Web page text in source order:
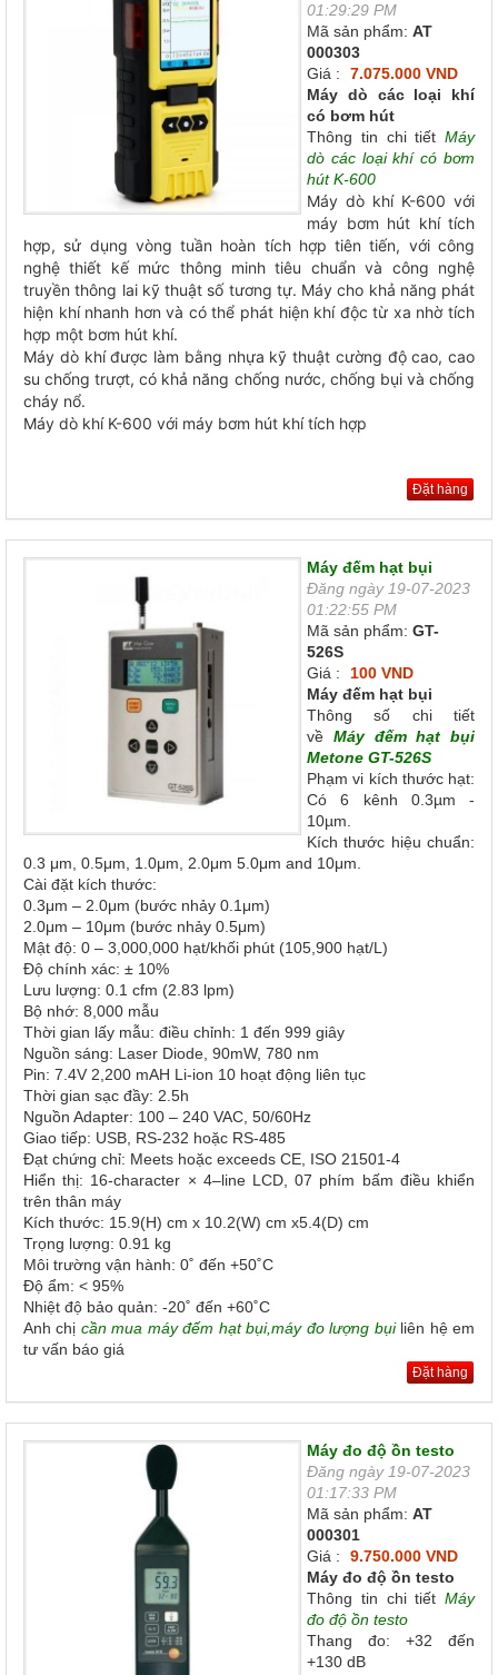
01:29:29 PM
Mã sản phẩm: AT
000303
Giá :
7.075.000 VND
Máy dò các loại khí
có bơm hút
Thông tin chi tiết Máy
dò các loại khí có bơm
hút K-600
Máy dò khí K-600 với
máy bơm hút khí tích
hợp, sử dụng vòng tuần hoàn tích hợp tiên tiến, với công
nghệ thiết kế mức thông minh tiêu chuẩn và công nghệ
truyền thông lai kỹ thuật số tương tự. Máy cho khả năng phát
hiện khí nhanh hơn và có thể phát hiện khí độc từ xa nhờ tích
hợp một bơm hút khí.
Máy dò khí được làm bằng nhựa kỹ thuật cường độ cao, cao
su chống trượt, có khả năng chống nước, chống bụi và chống
cháy nổ.
Máy dò khí K-600 với máy bơm hút khí tích hợp
Đặt hàng
Máy đếm hạt bụi
Đăng ngày 19-07-2023
01:22:55 PM
Mã sản phẩm: GT-
526S
Giá :
100 VND
Máy đếm hạt bụi
Thông số chi tiết
về Máy đếm hạt bụi
Metone GT-526S
Phạm vi kích thước hạt:
Có 6 kênh 0.3µm ‐
10µm.
Kích thước hiệu chuẩn:
0.3 μm, 0.5μm, 1.0μm, 2.0μm 5.0μm and 10μm.
Cài đặt kích thước:
0.3μm – 2.0μm (bước nhảy 0.1μm)
2.0μm – 10μm (bước nhảy 0.5μm)
Mật độ: 0 – 3,000,000 hạt/khối phút (105,900 hạt/L)
Độ chính xác: ± 10%
Lưu lượng: 0.1 cfm (2.83 lpm)
Bộ nhớ: 8,000 mẫu
Thời gian lấy mẫu: điều chỉnh: 1 đến 999 giây
Nguồn sáng: Laser Diode, 90mW, 780 nm
Pin: 7.4V 2,200 mAH Li-ion 10 hoạt động liên tục
Thời gian sạc đầy: 2.5h
Nguồn Adapter: 100 – 240 VAC, 50/60Hz
Giao tiếp: USB, RS-232 hoặc RS-485
Đạt chứng chỉ: Meets hoặc exceeds CE, ISO 21501-4
Hiển thị: 16-character × 4–line LCD, 07 phím bấm điều khiển
trên thân máy
Kích thước: 15.9(H) cm x 10.2(W) cm x5.4(D) cm
Trọng lượng: 0.91 kg
Môi trường vận hành: 0˚ đến +50˚C
Độ ẩm: < 95%
Nhiệt độ bảo quản: ‐20˚ đến +60˚C
Anh chị cần mua máy đếm hạt bụi,máy đo lượng bụi liên hệ em
tư vấn báo giá
Đặt hàng
Máy đo độ ồn testo
Đăng ngày 19-07-2023
01:17:33 PM
Mã sản phẩm: AT
000301
Giá :
9.750.000 VND
Máy đo độ ồn testo
Thông tin chi tiết Máy
đo độ ồn testo
Thang đo: +32 đến
+130 dB